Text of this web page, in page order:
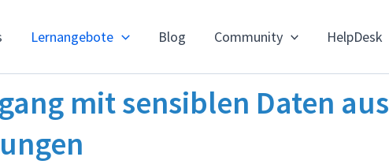
Lernangebote Blog Community HelpDesk
mit sensiblen Daten aus